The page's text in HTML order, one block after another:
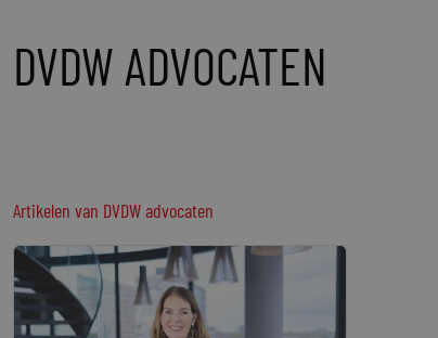
DVDW ADVOCATEN
Artikelen van DVDW advocaten